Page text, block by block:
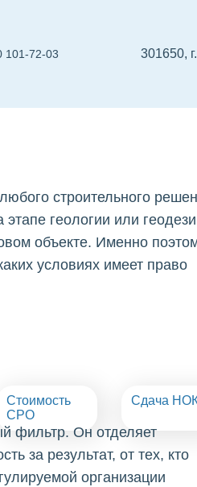
101-72-03 301650,
в
строительного
геологии или
объекте. Именно
условиях имеет право
Стоимость
СРО
Сдача
фильтр. Он отделяет
за результат, от тех, кто
организации